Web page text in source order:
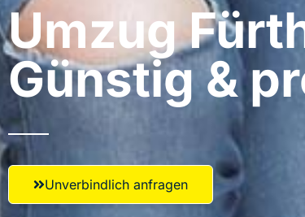
Umzug
Günstig &
Unverbindlich anfragen